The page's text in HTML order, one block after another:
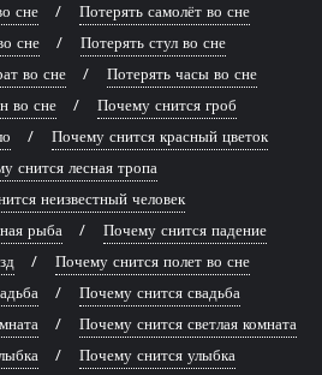
сне
Потерять самолёт во сне
сне
Потерять стул во сне
во сне
Потерять часы во сне
во сне
Почему снится гроб
Почему снится красный цветок
снится лесная тропа
неизвестный человек
рыба
Почему снится падение
Почему снится полет во сне
Почему снится свадьба
Почему снится светлая комната
Почему снится улыбка